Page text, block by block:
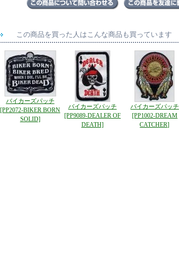
この商品を買った人はこんな商品も買っています
バイカーズパッチ
[PP2072-BIKER BORN
SOLID]
バイカーズパッチ
[PP9089-DEALER OF
DEATH]
バイカーズパッチ
[PP1002-DREAM
CATCHER]